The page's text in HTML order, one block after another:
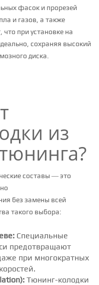
фасок и прорезей
и газов, а также
что при установке на
сохраняя высокий
диска.
из
составы — это
без замены всей
такого выбора:
Специальные
предотвращают
при многократных
Тюнинг-колодки